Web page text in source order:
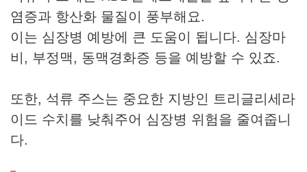
염증과 항산화 물질이 풍부해요.
이는 심장병 예방에 큰 도움이 됩니다. 심장마
비, 부정맥, 동맥경화증 등을 예방할 수 있죠.
또한, 석류 주스는 중요한 지방인 트리글리세라
이드 수치를 낮춰주어 심장병 위험을 줄여줍니
다.